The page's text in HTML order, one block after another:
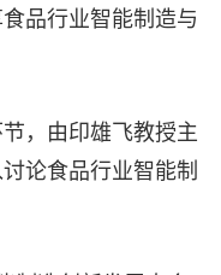
品行业智能制造与
，由印雄飞教授主
论食品行业智能制